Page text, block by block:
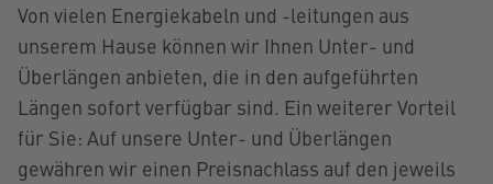
Von vielen Energiekabeln und -leitungen aus
unserem Hause können wir Ihnen Unter- und
Überlängen anbieten, die in den aufgeführten
Längen sofort verfügbar sind. Ein weiterer Vorteil
für Sie: Auf unsere Unter- und Überlängen
gewähren wir einen Preisnachlass auf den jeweils